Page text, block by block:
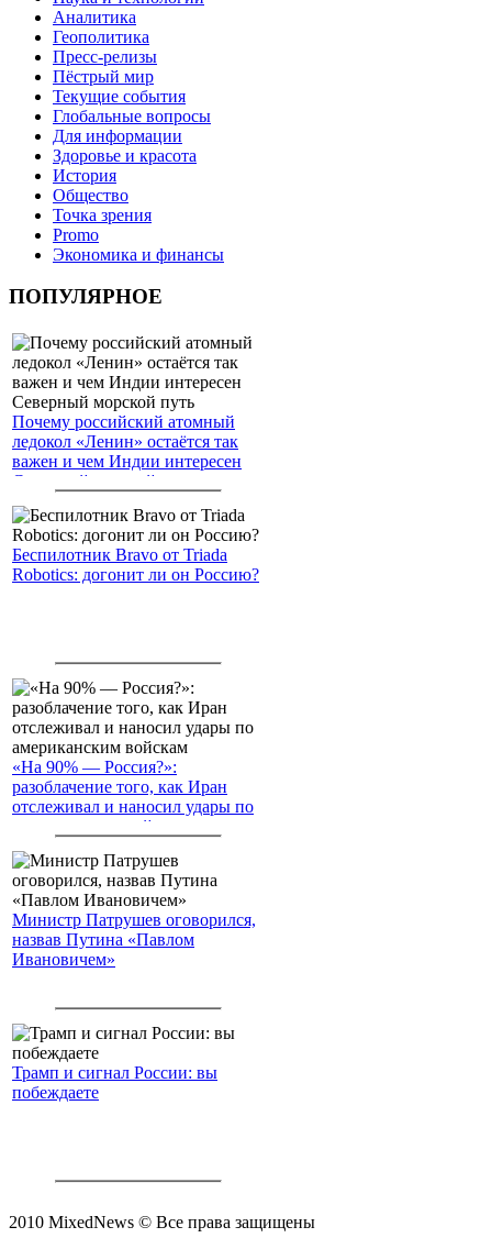
Аналитика
Геополитика
Пресс-релизы
Пёстрый мир
Текущие события
Глобальные вопросы
Для информации
Здоровье и красота
История
Общество
Точка зрения
Promo
Экономика и финансы
ПОПУЛЯРНОЕ
Почему российский атомный
ледокол «Ленин» остаётся так
важен и чем Индии интересен
Северный морской путь
Беспилотник Bravo от Triada
Robotics: догонит ли он Россию?
«На 90% — Россия?»:
разоблачение того, как Иран
отслеживал и наносил удары по
американским войскам
Министр Патрушев оговорился,
назвав Путина «Павлом
Ивановичем»
Трамп и сигнал России: вы
побеждаете
2010 MixedNews © Все права защищены